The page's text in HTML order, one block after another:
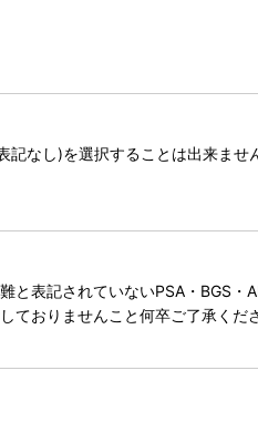
なし)を選択することは出来ませ
表記されていないPSA・BGS・
ておりませんこと何卒ご了承くだ